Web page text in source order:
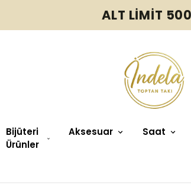
ALT LİMİT
Bijüteri
Ürünler
Aksesuar Saat